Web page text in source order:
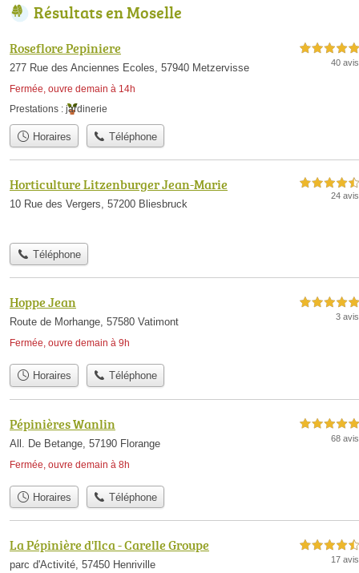
Résultats en Moselle
Roseflore Pepiniere
277 Rue des Anciennes Ecoles, 57940 Metzervisse
Fermée, ouvre demain à 14h
5,0 étoiles sur 5
40 avis
Prestations : jardinerie
Horaires Téléphone
Horticulture Litzenburger Jean-Marie
10 Rue des Vergers, 57200 Bliesbruck
4,5 étoiles sur 5
24 avis
Téléphone
Hoppe Jean
Route de Morhange, 57580 Vatimont
Fermée, ouvre demain à 9h
5,0 étoiles sur 5
3 avis
Horaires Téléphone
Pépinières Wanlin
All. De Betange, 57190 Florange
Fermée, ouvre demain à 8h
5,0 étoiles sur 5
68 avis
Horaires Téléphone
La Pépinière d'Ilca - Carelle Groupe
parc d'Activité, 57450 Henriville
4,5 étoiles sur 5
17 avis